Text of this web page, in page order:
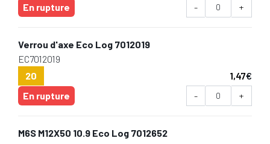
En rupture
- +
Verrou d'axe Eco Log 7012019
EC7012019
20
1,47€
En rupture
- +
M6S M12X50 10.9 Eco Log 7012652